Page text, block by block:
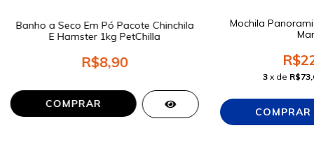
Banho a Seco Em Pó Pacote Chinchila
E Hamster 1kg PetChilla
R$8,90
COMPRAR
Mochila
3 x de